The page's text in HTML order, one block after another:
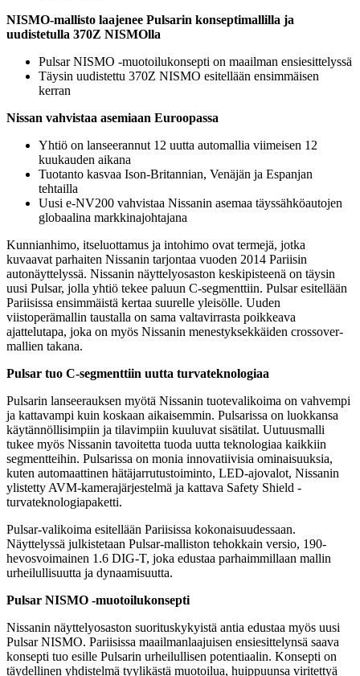
NISMO-mallisto laajenee Pulsarin konseptimallilla ja
uudistetulla 370Z NISMOlla
Pulsar NISMO -muotoilukonsepti on maailman ensiesittelyssä
Täysin uudistettu 370Z NISMO esitellään ensimmäisen
kerran
Nissan vahvistaa asemiaan Euroopassa
Yhtiö on lanseerannut 12 uutta automallia viimeisen 12
kuukauden aikana
Tuotanto kasvaa Ison-Britannian, Venäjän ja Espanjan
tehtailla
Uusi e-NV200 vahvistaa Nissanin asemaa täyssähköautojen
globaalina markkinajohtajana
Kunnianhimo, itseluottamus ja intohimo ovat termejä, jotka
kuvaavat parhaiten Nissanin tarjontaa vuoden 2014 Pariisin
autonäyttelyssä. Nissanin näyttelyosaston keskipisteenä on täysin
uusi Pulsar, jolla yhtiö tekee paluun C-segmenttiin. Pulsar esitellään
Pariisissa ensimmäistä kertaa suurelle yleisölle. Uuden
viistoperämallin taustalla on sama valtavirrasta poikkeava
ajattelutapa, joka on myös Nissanin menestyksekkäiden crossover-
mallien takana.
Pulsar tuo C-segmenttiin uutta turvateknologiaa
Pulsarin lanseerauksen myötä Nissanin tuotevalikoima on vahvempi
ja kattavampi kuin koskaan aikaisemmin. Pulsarissa on luokkansa
käytännöllisimpiin ja tilavimpiin kuuluvat sisätilat. Uutuusmalli
tukee myös Nissanin tavoitetta tuoda uutta teknologiaa kaikkiin
segmentteihin. Pulsarissa on monia innovatiivisia ominaisuuksia,
kuten automaattinen hätäjarrutustoiminto, LED-ajovalot, Nissanin
ylistetty AVM-kamerajärjestelmä ja kattava Safety Shield -
turvateknologiapaketti.
Pulsar-valikoima esitellään Pariisissa kokonaisuudessaan.
Näyttelyssä julkistetaan Pulsar-malliston tehokkain versio, 190-
hevosvoimainen 1.6 DIG-T, joka edustaa parhaimmillaan mallin
urheilullisuutta ja dynaamisuutta.
Pulsar NISMO -muotoilukonsepti
Nissanin näyttelyosaston suorituskykyistä antia edustaa myös uusi
Pulsar NISMO. Pariisissa maailmanlaajuisen ensiesittelynsä saava
konsepti tuo esille Pulsarin urheilullisen potentiaalin. Konsepti on
täydellinen yhdistelmä tyylikästä muotoilua, huippuunsa viritettyä